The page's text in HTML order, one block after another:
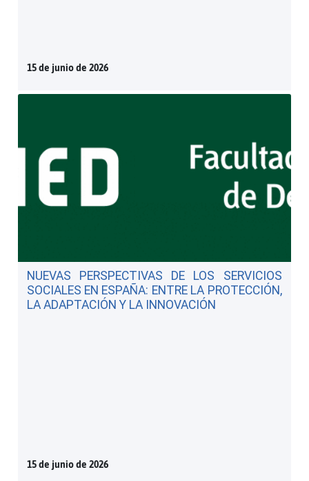
15 de junio de 2026
NUEVAS PERSPECTIVAS DE LOS SERVICIOS
SOCIALES EN ESPAÑA: ENTRE LA PROTECCIÓN,
LA ADAPTACIÓN Y LA INNOVACIÓN
15 de junio de 2026